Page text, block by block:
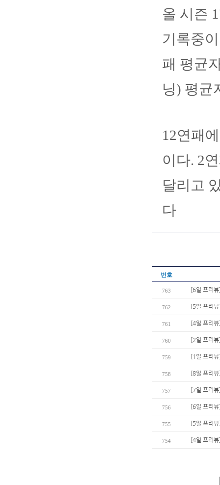
올 시즌
기록중
패 평균
닝) 평균
12연패
이다. 2
달리고
다
번호
763 [6일 프리
762 [5일 프리
761 [4일 프리
760 [2일 프리
759 [1일 프리
758 [8일 프리
757 [7일 프리
756 [6일 프리
755 [5일 프리
754 [4일 프리